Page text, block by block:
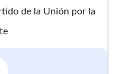
de la Unión por la